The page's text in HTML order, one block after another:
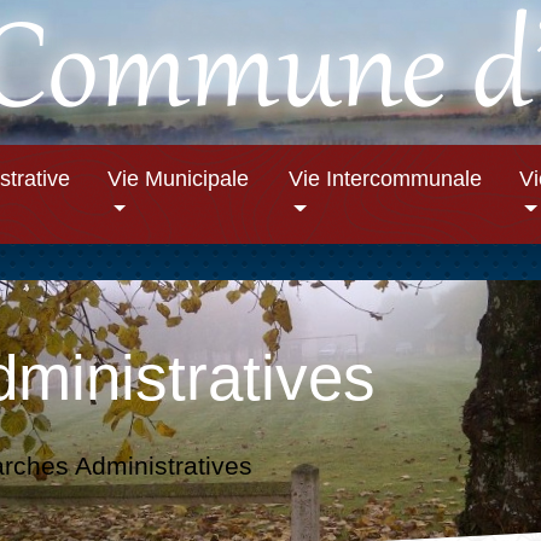
Vie Municipale Vie Intercommunale
Administratives